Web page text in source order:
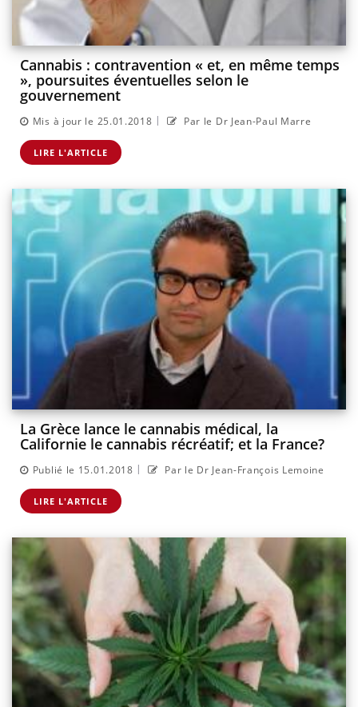
Cannabis : contravention « et, en même temps
», poursuites éventuelles selon le
gouvernement
Mis à jour le 25.01.2018 | Par le Dr Jean-Paul Marre
LIRE L'ARTICLE
La Grèce lance le cannabis médical, la
Californie le cannabis récréatif; et la France?
Publié le 15.01.2018 | Par le Dr Jean-François Lemoine
LIRE L'ARTICLE